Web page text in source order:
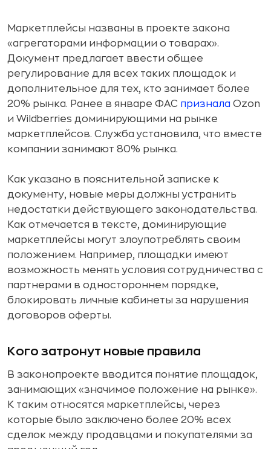
Маркетплейсы названы в проекте закона
«агрегаторами информации о товарах».
Документ предлагает ввести общее
регулирование для всех таких площадок и
дополнительное для тех, кто занимает более
20% рынка. Ранее в январе ФАС признала Ozon
и Wildberries доминирующими на рынке
маркетплейсов. Служба установила, что вместе
компании занимают 80% рынка.
Как указано в пояснительной записке к
документу, новые меры должны устранить
недостатки действующего законодательства.
Как отмечается в тексте, доминирующие
маркетплейсы могут злоупотреблять своим
положением. Например, площадки имеют
возможность менять условия сотрудничества с
партнерами в одностороннем порядке,
блокировать личные кабинеты за нарушения
договоров оферты.
Кого затронут новые правила
В законопроекте вводится понятие площадок,
занимающих «значимое положение на рынке».
К таким относятся маркетплейсы, через
которые было заключено более 20% всех
сделок между продавцами и покупателями за